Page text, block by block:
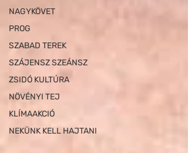
NAGYKÖVET
PROG
SZABAD TEREK
SZÁJENSZ SZEÁNSZ
ZSIDÓ KULTÚRA
NÖVÉNYI TEJ
KLÍMAAKCIÓ
NEKÜNK KELL HAJTANI